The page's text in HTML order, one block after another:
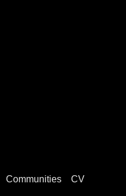
Communities
CV